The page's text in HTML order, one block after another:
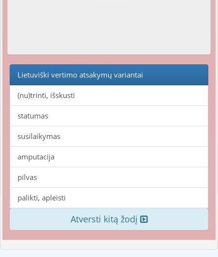
Lietuviški vertimo atsakymų variantai
(nu)trinti, išskusti
statumas
susilaikymas
amputacija
pilvas
palikti, apleisti
Atversti kitą žodį